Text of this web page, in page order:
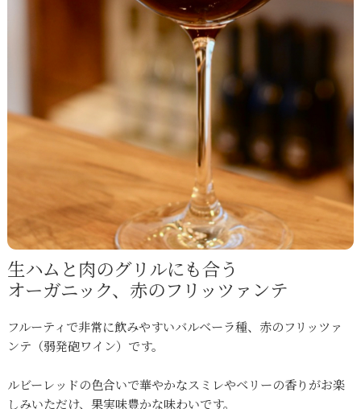
生ハムと肉のグリルにも合う
オーガニック、赤のフリッツァンテ
フルーティで非常に飲みやすいバルベーラ種、赤のフリッツァ
ンテ（弱発砲ワイン）です。
ルビーレッドの色合いで華やかなスミレやベリーの香りがお楽
しみいただけ、果実味豊かな味わいです。